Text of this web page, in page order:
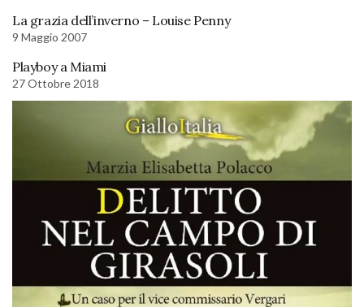
La grazia dell’inverno – Louise Penny
9 Maggio 2007
Playboy a Miami
27 Ottobre 2018